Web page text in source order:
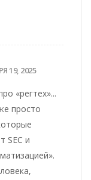
19, 2025
«регтех»...
просто
SEC и